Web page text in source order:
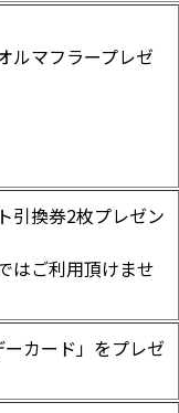
ルマフラープレゼ
引換券2枚プレゼン
はご利用頂けませ
カード」をプレゼ